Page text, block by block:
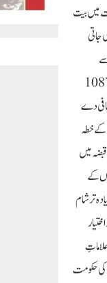
میں بیت
جاتی
سے چھین لیا اور تقریباً ستر ہزار مسلمان شہید کر دیئے اور مسلمانوں پر ظلم و ستم کے پہاڑ ڈھائے۔لیکن پھر سن 1087
دے
فلسطین کے خطہ
انکے قبضہ میں
کے
تر شام
حکومت